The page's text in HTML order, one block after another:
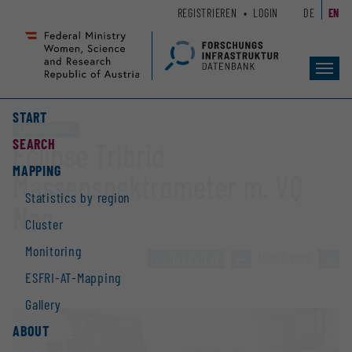
Seiteninhalt
Accesskey
Hauptnavigation
Accesskey
START
SEARCH
MAPPING
Statistics by region
Cluster
Monitoring
ESFRI-AT-Mapping
Gallery
ABOUT
REGISTRIEREN LOGIN DE EN
Eclipse Tribrid
Massenspektrometer m. VQ
Neo